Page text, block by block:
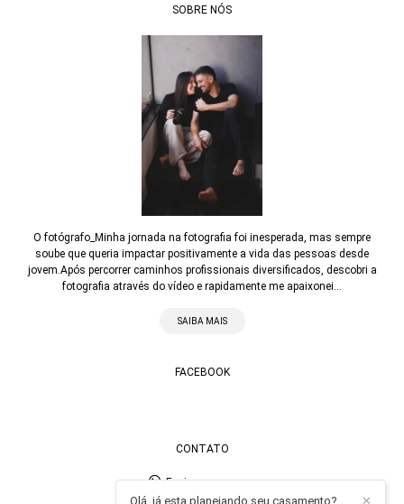
SOBRE NÓS
O fotógrafo_Minha jornada na fotografia foi inesperada, mas sempre
soube que queria impactar positivamente a vida das pessoas desde
jovem.Após percorrer caminhos profissionais diversificados, descobri a
fotografia através do vídeo e rapidamente me apaixonei...
SAIBA MAIS
FACEBOOK
CONTATO
Enviar mensagem
✕
Olá, já esta planejando seu casamento?